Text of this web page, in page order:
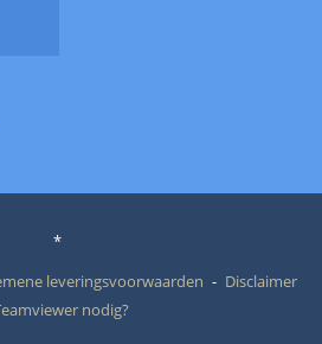
*
leveringsvoorwaarden
Disclaimer
nodig?